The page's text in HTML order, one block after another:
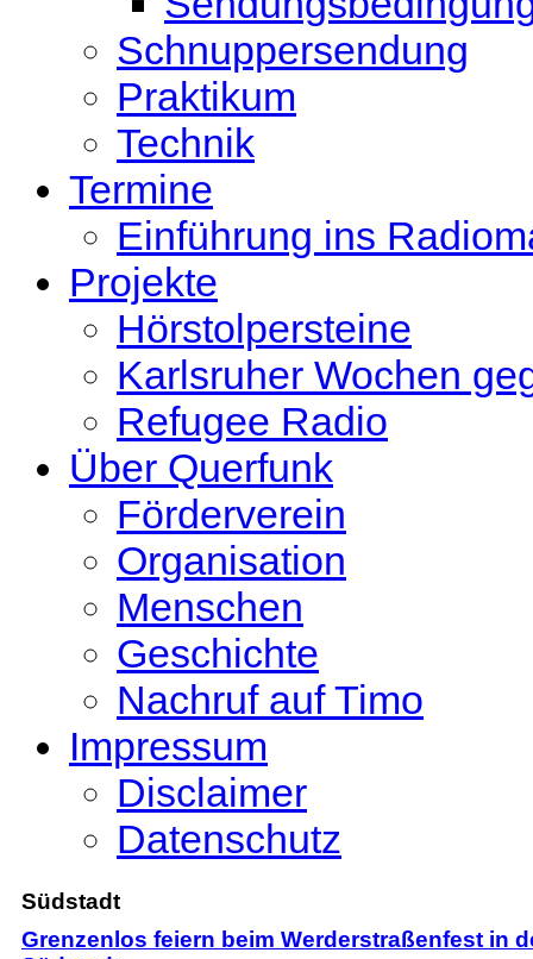
Schnuppersendung
Praktikum
Technik
Termine
Einführung ins
Projekte
Hörstolpersteine
Karlsruher Wochen
Refugee Radio
Über Querfunk
Förderverein
Organisation
Menschen
Geschichte
Nachruf auf Timo
Impressum
Disclaimer
Datenschutz
Südstadt
Grenzenlos feiern beim Werderstraßenfest in